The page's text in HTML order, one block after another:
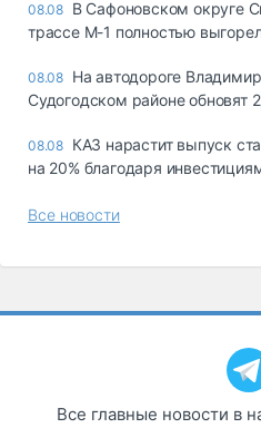
08.08 В Сафоновском округе
трассе М-1 полностью
08.08 На автодороге
Судогодском районе обновят
08.08 КАЗ нарастит выпуск
на 20% благодаря
Все новости
Все главные новости в